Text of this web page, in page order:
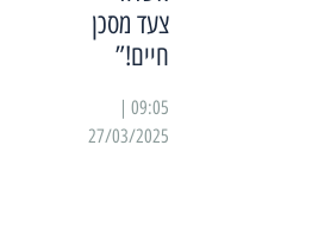
צעד מסכן
חיים!”
27/03/2025